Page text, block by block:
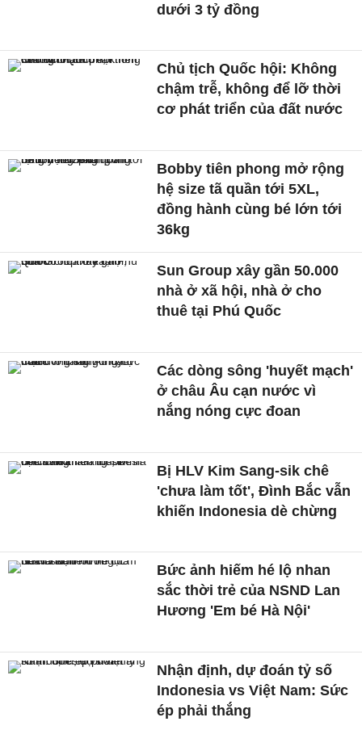
dưới 3 tỷ đồng
Chủ tịch Quốc hội: Không
chậm trễ, không để lỡ thời
cơ phát triển của đất nước
Bobby tiên phong mở rộng
hệ size tã quần tới 5XL,
đồng hành cùng bé lớn tới
36kg
Sun Group xây gần 50.000
nhà ở xã hội, nhà ở cho
thuê tại Phú Quốc
Các dòng sông 'huyết mạch'
ở châu Âu cạn nước vì
nắng nóng cực đoan
Bị HLV Kim Sang-sik chê
'chưa làm tốt', Đình Bắc vẫn
khiến Indonesia dè chừng
Bức ảnh hiếm hé lộ nhan
sắc thời trẻ của NSND Lan
Hương 'Em bé Hà Nội'
Nhận định, dự đoán tỷ số
Indonesia vs Việt Nam: Sức
ép phải thắng